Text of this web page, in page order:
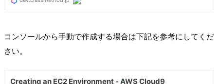
コンソールから手動で作成する場合は下記を参考にしてくだ
さい。